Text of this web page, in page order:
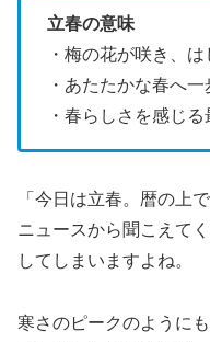
立春の意味
・梅の花が咲き、
・あたたかな春へ
・春らしさを感じる
「今日は立春。暦の上
ニュースから聞こえて
してしまいますよね。
寒さのピークのように